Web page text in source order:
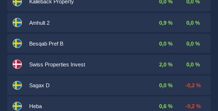
Kallebäck Property 0,0 % 0,0 %
Amhult 2 0,9 % 0,0 %
Besqab Pref B 0,0 % 0,0 %
Swiss Properties Invest 2,0 % 0,0 %
Sagax D 0,0 % -0,2 %
Heba 0,6 % -0,2 %